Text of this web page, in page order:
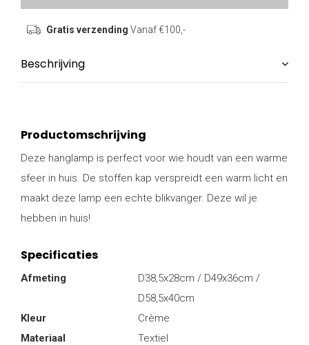
Gratis verzending Vanaf €100,-
Beschrijving
Productomschrijving
Deze hanglamp is perfect voor wie houdt van een warme
sfeer in huis. De stoffen kap verspreidt een warm licht en
maakt deze lamp een echte blikvanger. Deze wil je
hebben in huis!
Specificaties
Afmeting
D38,5x28cm / D49x36cm /
D58,5x40cm
Kleur
Crème
Materiaal
Textiel